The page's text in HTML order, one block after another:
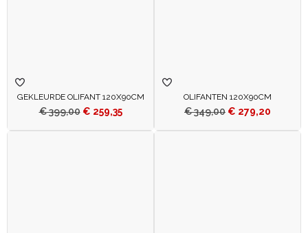
GEKLEURDE OLIFANT 120X90CM
€399,00 € 259,35
OLIFANTEN 120X90CM
€349,00 € 279,20